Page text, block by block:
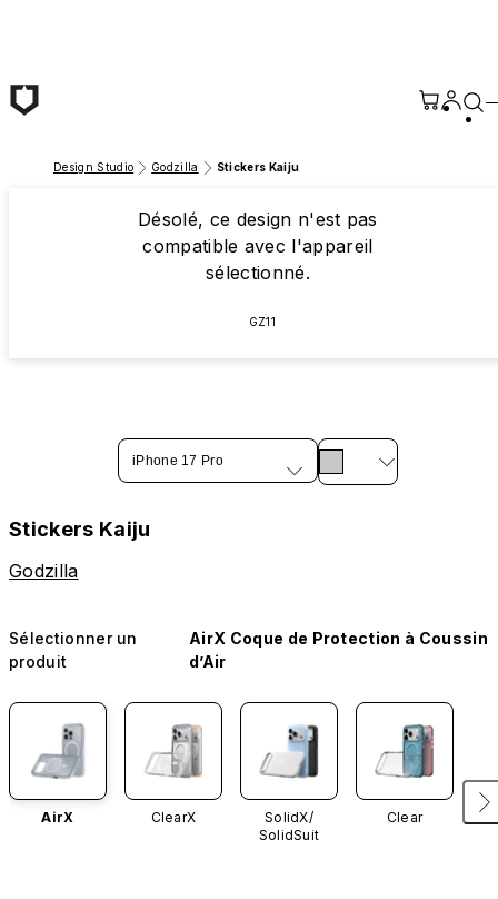
Design Studio Godzilla Stickers Kaiju
Désolé, ce design n'est pas
compatible avec l'appareil
sélectionné.
GZ11
iPhone 17 Pro
Stickers Kaiju
Godzilla
Sélectionner un
produit
AirX Coque de Protection à Coussin
d’Air
AirX ClearX
SolidX/
SolidSuit
Clear